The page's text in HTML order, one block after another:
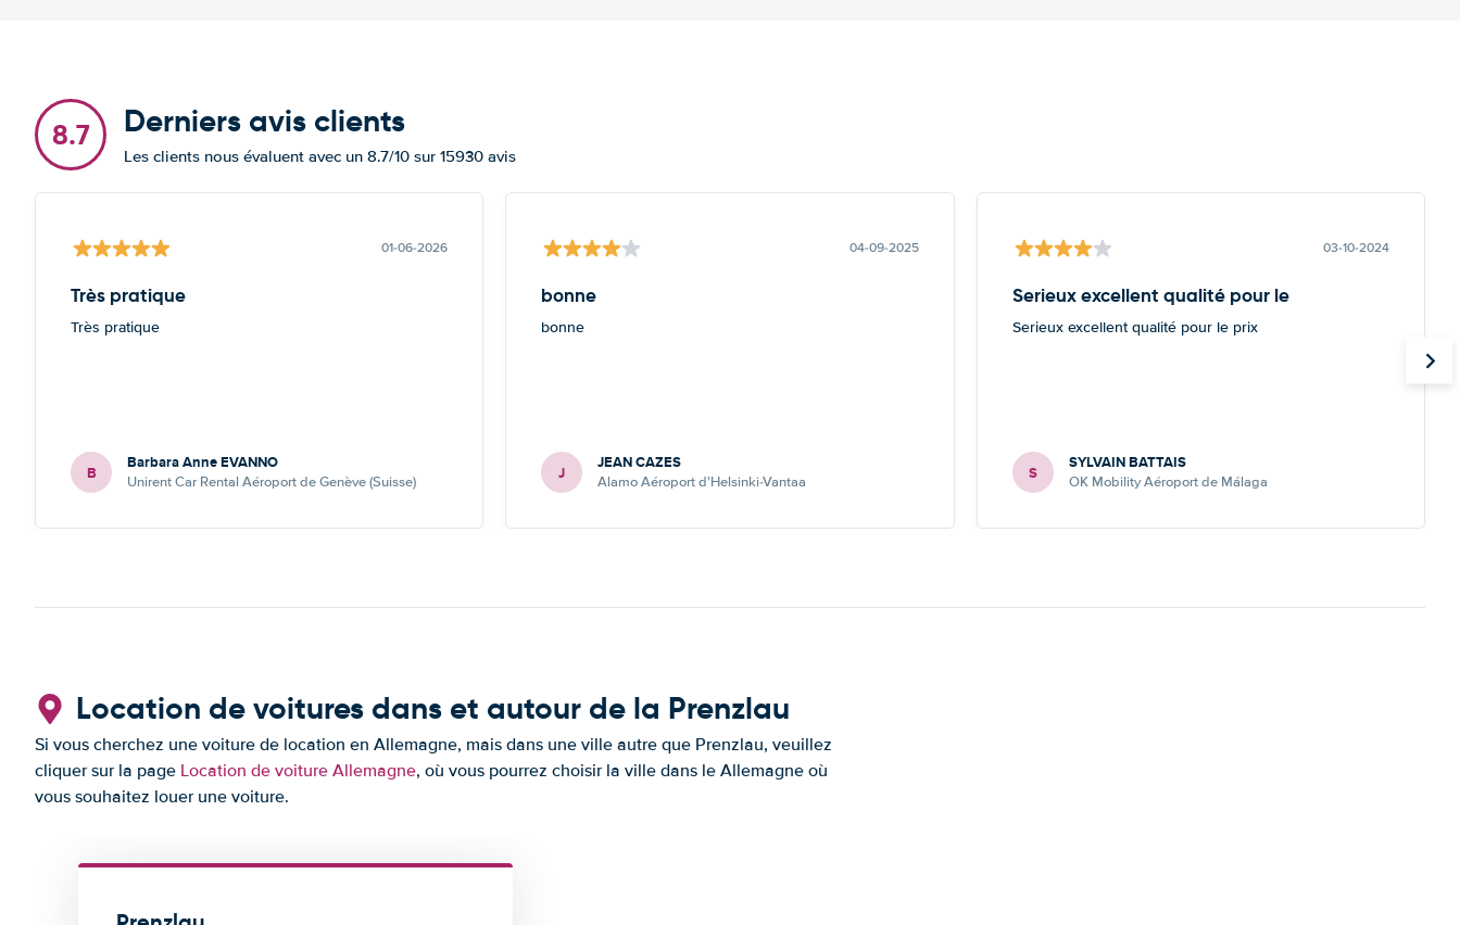
8.7 Derniers avis clients
Les clients nous évaluent avec un 8.7/10 sur 15930 avis
01-06-2026
Très pratique
Très pratique
B Barbara Anne EVANNO
Unirent Car Rental Aéroport de Genève (Suisse)
04-09-2025
bonne
bonne
J JEAN CAZES
Alamo Aéroport d'Helsinki-Vantaa
03-10-2024
Serieux excellent qualité pour le
Serieux excellent qualité pour le prix
S SYLVAIN BATTAIS
OK Mobility Aéroport de Málaga
Location de voitures dans et autour de la Prenzlau
Si vous cherchez une voiture de location en Allemagne, mais dans une ville autre que Prenzlau, veuillez
cliquer sur la page Location de voiture Allemagne, où vous pourrez choisir la ville dans le Allemagne où
vous souhaitez louer une voiture.